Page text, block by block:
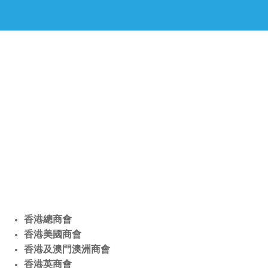
香港總商會
香港美國商會
香港及澳門澳洲商會
香港英商會